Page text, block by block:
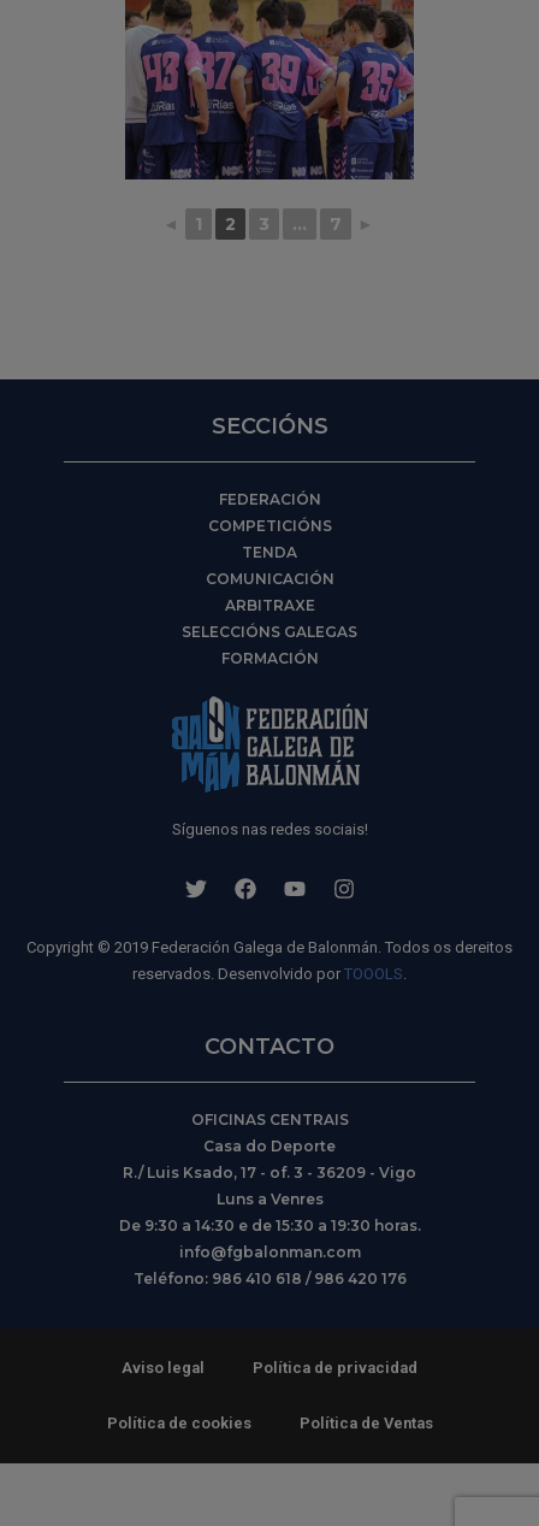
◄ 1 2 3 ... 7 ►
SECCIÓNS
FEDERACIÓN
COMPETICIÓNS
TENDA
COMUNICACIÓN
ARBITRAXE
SELECCIÓNS GALEGAS
FORMACIÓN
Síguenos nas redes sociais!
Copyright © 2019 Federación Galega de Balonmán. Todos os dereitos
reservados. Desenvolvido por TOOOLS
CONTACTO
OFICINAS CENTRAIS
Casa do Deporte
R./ Luis Ksado, 17 - of. 3 - 36209 - Vigo
Luns a Venres
De 9:30 a 14:30 e de 15:30 a 19:30 horas.
info@fgbalonman.com
Teléfono: 986 410 618 / 986 420 176
Aviso legal Política de privacidad
Política de cookies Política de Ventas